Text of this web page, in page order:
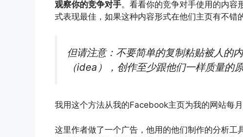
观察你的竞争对手。看看你的竞争对手使用的内
式表现最佳，如果这种内容形式在他们主页有不错
但请注意：不要简单的复制粘贴被人的
（idea），创作至少跟他们一样质量的
我用这个方法从我的Facebook主页为我的网站每
这里作者做了一个广告，他用的他们制作的分析